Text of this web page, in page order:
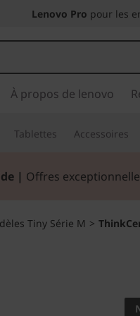
Lenovo Pro pour les
À propos de lenovo
Tablettes Accessoires
| Offres
Tiny Série M >